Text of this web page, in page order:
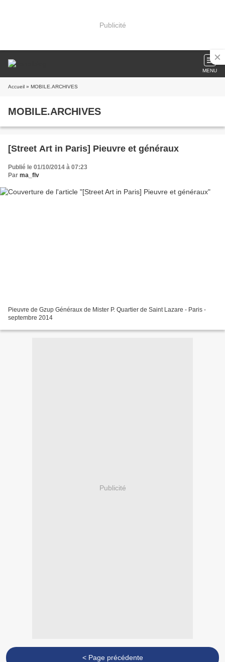
Publicité
MENU
Accueil » MOBILE.ARCHIVES
MOBILE.ARCHIVES
[Street Art in Paris] Pieuvre et généraux
Publié le 01/10/2014 à 07:23
Par ma_flv
Pieuvre de Gzup Généraux de Mister P. Quartier de Saint Lazare - Paris -
septembre 2014
Publicité
< Page précédente